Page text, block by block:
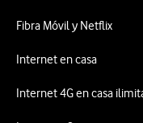
Fibra Móvil y Netflix
Internet en casa
Internet 4G en casa